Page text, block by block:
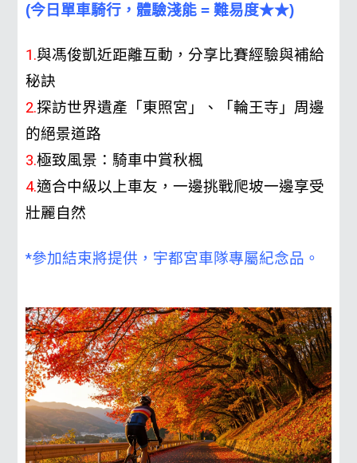
(今日單車騎行，體驗淺能 = 難易度★★)
1.與馮俊凱近距離互動，分享比賽經驗與補給
秘訣
2.探訪世界遺產「東照宮」、「輪王寺」周邊
的絕景道路
3.極致風景：騎車中賞秋楓
4.適合中級以上車友，一邊挑戰爬坡一邊享受
壯麗自然
*參加結束將提供，宇都宮車隊專屬紀念品。